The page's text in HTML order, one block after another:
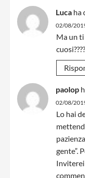
Luca ha
02/08/
Ma un
cuosi????
paolop
02/08/
Lo hai
gente”.